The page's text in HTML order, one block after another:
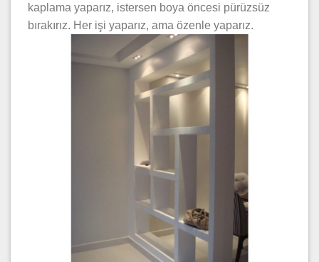
kaplama yaparız, istersen boya öncesi pürüzsüz
bırakırız. Her işi yaparız, ama özenle yaparız.